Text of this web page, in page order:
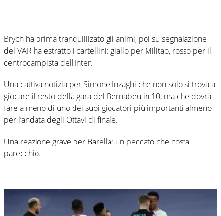
Brych ha prima tranquillizato gli animi, poi su segnalazione
del VAR ha estratto i cartellini: giallo per Militao, rosso per il
centrocampista dell’Inter.
Una cattiva notizia per Simone Inzaghi che non solo si trova a
giocare il resto della gara del Bernabeu in 10, ma che dovrà
fare a meno di uno dei suoi giocatori più importanti almeno
per l’andata degli Ottavi di finale.
Una reazione grave per Barella: un peccato che costa
parecchio.